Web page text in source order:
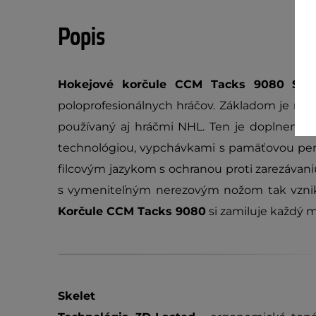
Popis
Hokejové korčule CCM Tacks 9080 SR
poloprofesionálnych hráčov. Základom je
používaný aj hráčmi NHL. Ten je doplnený
technológiou, vypchávkami s pamäťovou
filcovým jazykom s ochranou proti
s vymeniteľným nerezovým nožom tak
Korčule CCM Tacks 9080 si zamiluje každý
Skelet